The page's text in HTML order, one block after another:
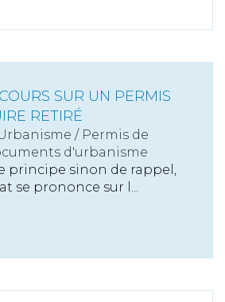
SUR UN PERMIS
RETIRÉ
/ Permis de
d'urbanisme
principe sinon de rappel,
se prononce sur l...